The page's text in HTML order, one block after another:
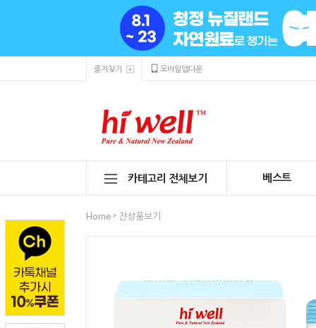
즐겨찾기 모바일앱다운
카테고리 전체보기 베스트
Home > 전상품보기